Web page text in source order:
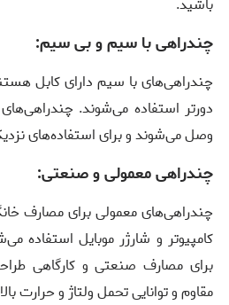
باشید.
چندراهی با سیم و بی سیم:
چندراهی‌های با سیم دارای کابل
دورتر استفاده می‌شوند.
وصل می‌شوند و برای استفاده‌های
چندراهی معمولی و صنعتی:
چندراهی‌های معمولی برای مصارف
کامپیوتر و شارژر موبایل استفاده
برای مصارف صنعتی و کارگاهی
مقاوم و توانایی تحمل ولتاژ و حرارت